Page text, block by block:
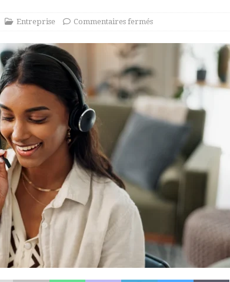
Entreprise Commentaires fermés